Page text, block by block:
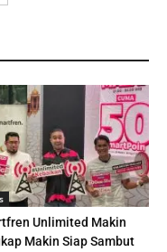
Unlimited Makin
Makin Siap Sambut